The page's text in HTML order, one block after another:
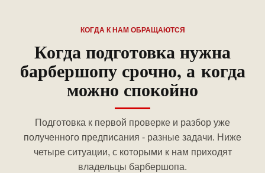
КОГДА К НАМ ОБРАЩАЮТСЯ
Когда подготовка нужна
барбершопу срочно, а когда
можно спокойно
Подготовка к первой проверке и разбор уже
полученного предписания - разные задачи. Ниже
четыре ситуации, с которыми к нам приходят
владельцы барбершопа.